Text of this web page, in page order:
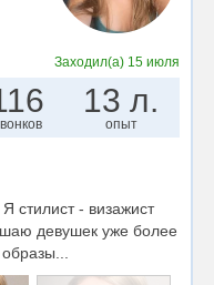
Заходил(а) 15 июля
13 л.
опыт
стилист - визажист
девушек уже более